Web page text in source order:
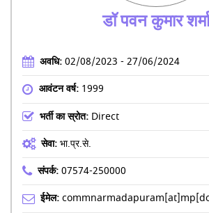
डॉ पवन कुमार शर्मा
अवधि:02/08/2023 - 27/06/2024
आवंटन वर्ष: 1999
भर्ती का स्रोत: Direct
सेवा:भा.प्र.से.
संपर्क:07574-250000
ईमेल: